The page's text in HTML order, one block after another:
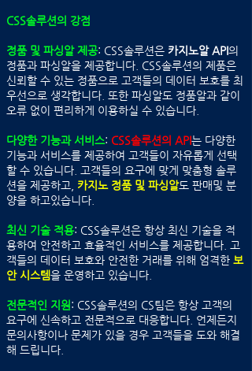
CSS솔루션의 강점
정품 및 파싱알 제공: CSS솔루션은 카지노알 API의
정품과 파싱알을 제공합니다. CSS솔루션의 제품은
신뢰할 수 있는 정품으로 고객들의 데이터 보호를 최
우선으로 생각합니다. 또한 파싱알도 정품알과 같이
오류 없이 편리하게 이용하실 수 있습니다.
다양한 기능과 서비스: CSS솔루션의 API는 다양한
기능과 서비스를 제공하여 고객들이 자유롭게 선택
할 수 있습니다. 고객들의 요구에 맞게 맞춤형 솔루
션을 제공하고, 카지노 정품 및 파싱알도 판매및 분
양을 하고있습니다.
최신 기술 적용: CSS솔루션은 항상 최신 기술을 적
용하여 안전하고 효율적인 서비스를 제공합니다. 고
객들의 데이터 보호와 안전한 거래를 위해 엄격한 보
안 시스템을 운영하고 있습니다.
전문적인 지원: CSS솔루션의 CS팀은 항상 고객의
요구에 신속하고 전문적으로 대응합니다. 언제든지
문의사항이나 문제가 있을 경우 고객들을 도와 해결
해 드립니다.